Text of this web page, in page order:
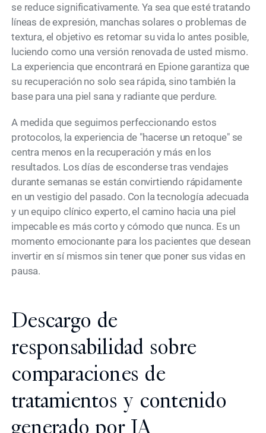
se reduce significativamente. Ya sea que esté tratando
líneas de expresión, manchas solares o problemas de
textura, el objetivo es retomar su vida lo antes posible,
luciendo como una versión renovada de usted mismo.
La experiencia que encontrará en Epione garantiza que
su recuperación no solo sea rápida, sino también la
base para una piel sana y radiante que perdure.
A medida que seguimos perfeccionando estos
protocolos, la experiencia de "hacerse un retoque" se
centra menos en la recuperación y más en los
resultados. Los días de esconderse tras vendajes
durante semanas se están convirtiendo rápidamente
en un vestigio del pasado. Con la tecnología adecuada
y un equipo clínico experto, el camino hacia una piel
impecable es más corto y cómodo que nunca. Es un
momento emocionante para los pacientes que desean
invertir en sí mismos sin tener que poner sus vidas en
pausa.
Descargo de
responsabilidad sobre
comparaciones de
tratamientos y contenido
generado por IA